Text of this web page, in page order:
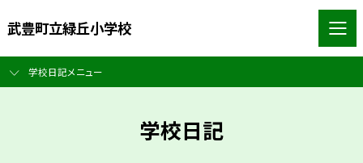
武豊町立緑丘小学校
学校日記メニュー
学校日記